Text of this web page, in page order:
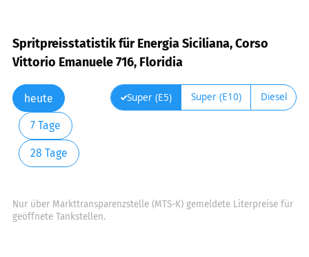
Spritpreisstatistik für Energia Siciliana, Corso
Vittorio Emanuele 716, Floridia
heute
7 Tage
28 Tage
Super (E5) Super (E10) Diesel
Nur über Markttransparenzstelle (MTS-K) gemeldete Literpreise für
geöffnete Tankstellen.